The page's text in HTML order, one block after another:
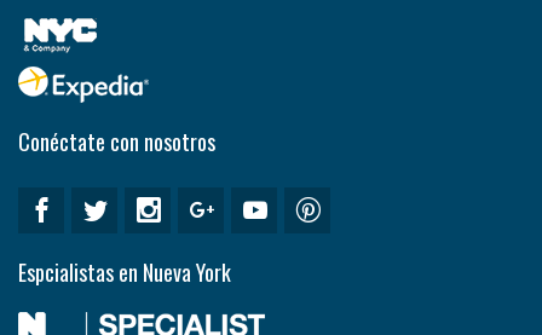
Conéctate con nosotros
Espcialistas en Nueva York